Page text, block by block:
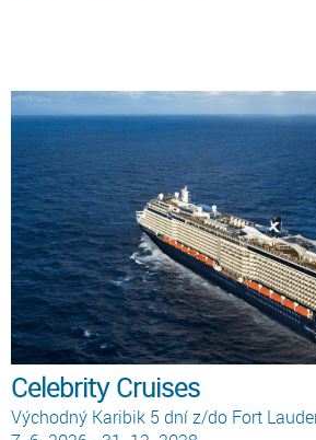
Celebrity Cruises
Východný Karibik 5 dní z/do Fort